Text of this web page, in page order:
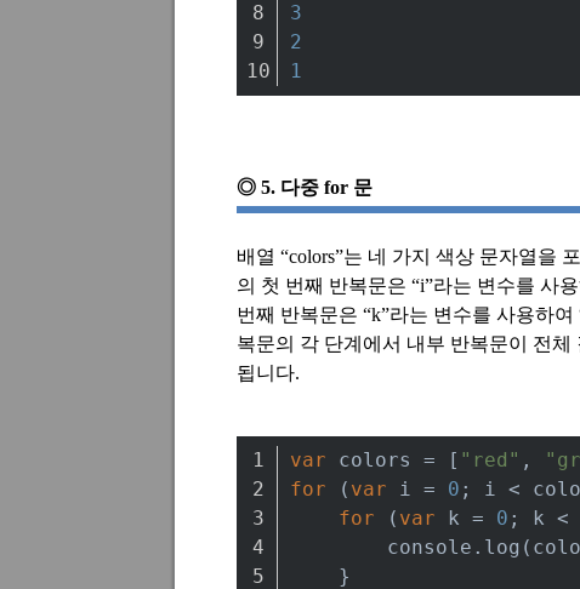
3
2
1
◎ 5. 다중 for 문
배열 “colors”는 네 가지 색상 문자열을
의 첫 번째 반복문은 “i”라는 변수를 사
번째 반복문은 “k”라는 변수를 사용하여
복문의 각 단계에서 내부 반복문이 전체
됩니다.
var colors = [ "red" ,
for ( var i = 0 ; i <
for ( var k = 0 ; k <
console
    }